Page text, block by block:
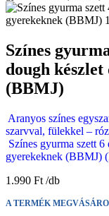
Színes
dough
(BBMJ)
Aranyos színes
szarvval, fülekkel –
Színes gyurma szett
gyerekeknek (BBMJ)
1.990 Ft
A TERMÉK